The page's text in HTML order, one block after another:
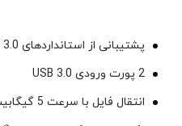
پشتیبانی از استانداردهای USB 1.1, USB 2.0, USB 3.0
2 پورت ورودی USB 3.0
انتقال فایل با سرعت 5 گیگابیت در ثانیه